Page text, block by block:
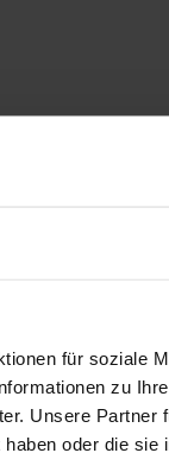
für soziale
zu
Unsere Partner
oder die sie